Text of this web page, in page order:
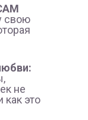
не
это
свою